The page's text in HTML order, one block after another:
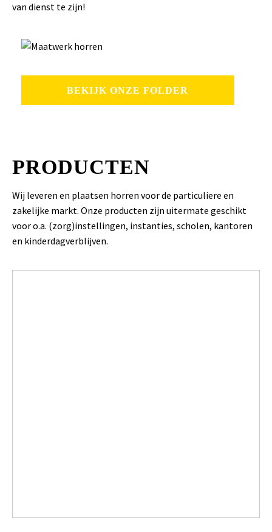
van dienst te zijn!
BEKIJK ONZE FOLDER
PRODUCTEN
Wij leveren en plaatsen horren voor de particuliere en
zakelijke markt. Onze producten zijn uitermate geschikt
voor o.a. (zorg)instellingen, instanties, scholen, kantoren
en kinderdagverblijven.